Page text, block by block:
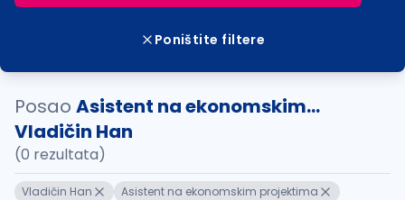
Poništite filtere
Posao Asistent na ekonomskim...
Vladičin Han
(0 rezultata)
Vladičin Han Asistent na ekonomskim projektima